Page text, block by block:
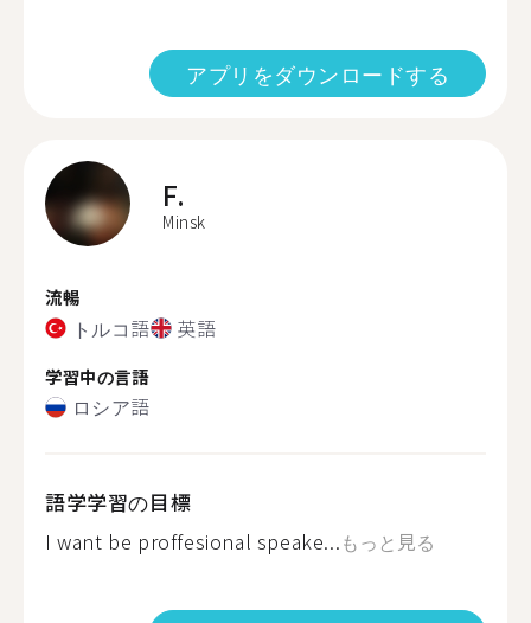
アプリをダウンロードする
F.
Minsk
流暢
トルコ語 英語
学習中の言語
ロシア語
語学学習の目標
I want be proffesional speake...もっと見る